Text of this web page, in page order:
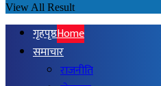
View All Result
गृहपृष्ठHome
समाचार
राजनीति